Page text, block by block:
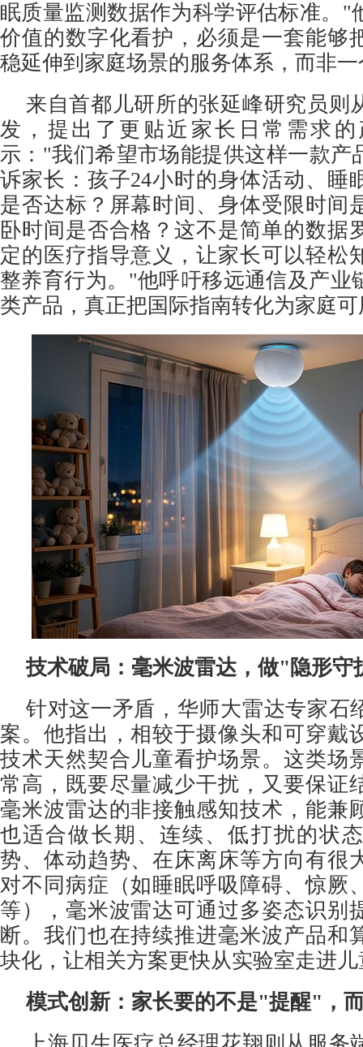
眠质量监测数据作为科学评估标准。"
价值的数字化看护，必须是一套能够
稳延伸到家庭场景的服务体系，而非
来自首都儿研所的张延峰研究员则
发，提出了更贴近家长日常需求
示："我们希望市场能提供这样一款
诉家长：孩子24小时的身体活动、睡
是否达标？屏幕时间、身体受限时间
卧时间是否合格？这不是简单的数据
定的医疗指导意义，让家长可以轻松
整养育行为。"他呼吁移远通信及产业
类产品，真正把国际指南转化为家庭
技术破局：毫米波雷达，做"隐形守
针对这一矛盾，华师大雷达专家石
案。他指出，相较于摄像头和可穿戴
技术天然契合儿童看护场景。这类场
常高，既要尽量减少干扰，又要保证
毫米波雷达的非接触感知技术，能兼
也适合做长期、连续、低打扰的状
势、体动趋势、在床离床等方向有很
对不同病症（如睡眠呼吸障碍、惊厥
等），毫米波雷达可通过多姿态识别
断。我们也在持续推进毫米波产品和
块化，让相关方案更快从实验室走进
模式创新：家长要的不是"提醒"，